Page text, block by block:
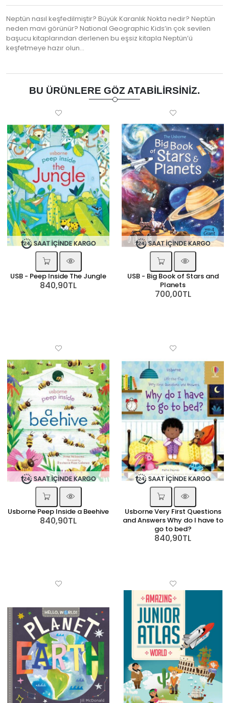
Neptün nasıl keşfedilmiştir? Büyük Karanlık Nokta nedir? Neptün
neden mavi görünür? National Geographic Kids’in çok sevilen
başucu kitaplarından derlenen bu eşsiz kitapla Neptün’ü
keşfetmeye hazır olun…
BU ÜRÜNLERE GÖZ ATABILIRSINIZ.
USB - Peep Inside The Jungle
840,90TL
USB - Big Book of Stars and
Planets
700,00TL
Usborne Peep Inside a Beehive
840,90TL
Usborne Very First Questions
and Answers Why do I have to
go to bed?
840,90TL